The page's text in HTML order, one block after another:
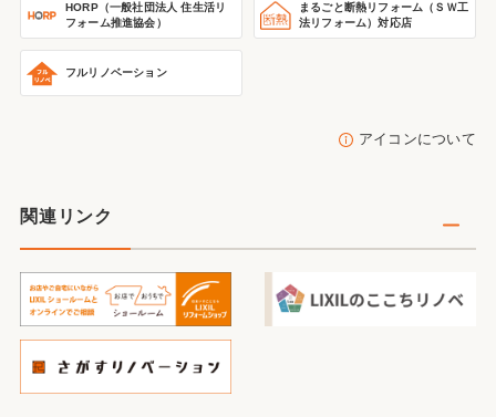
HORP（一般社団法人 住生活リ
フォーム推進協会）
まるごと断熱リフォーム （ＳＷ工
法リフォーム）対応店
フルリノベーション
アイコンについて
関連リンク